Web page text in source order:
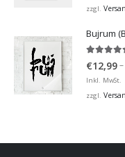
zzgl.
Bujrum
€12,99–
Inkl. MwSt.
zzgl.